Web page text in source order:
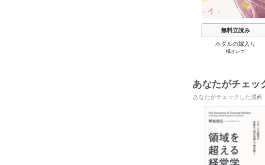
無料立読み
ホタルの嫁入り
橘オレコ
あなたがチェッ
あなたがチェックした漫画